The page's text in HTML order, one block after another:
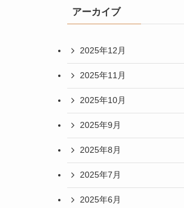
アーカイブ
2025年12月
2025年11月
2025年10月
2025年9月
2025年8月
2025年7月
2025年6月